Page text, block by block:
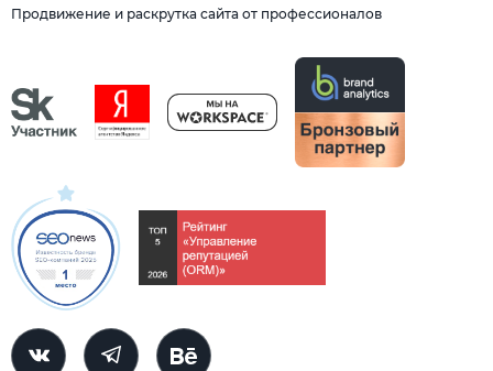
Продвижение и раскрутка сайта от профессионалов